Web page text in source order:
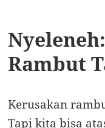
Rambut
Kerusakan
Tapi kita bisa